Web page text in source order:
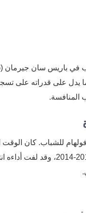
على قدراته على
المنافسة.
فولهام للشباب.
تطوره كلاعب كرة قدم محترف. ظهر لأول